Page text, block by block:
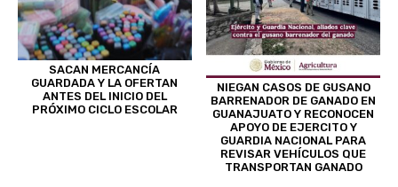
SACAN MERCANCÍA
GUARDADA Y LA OFERTAN
ANTES DEL INICIO DEL
PRÓXIMO CICLO ESCOLAR
NIEGAN CASOS DE GUSANO
BARRENADOR DE GANADO EN
GUANAJUATO Y RECONOCEN
APOYO DE EJERCITO Y
GUARDIA NACIONAL PARA
REVISAR VEHÍCULOS QUE
TRANSPORTAN GANADO